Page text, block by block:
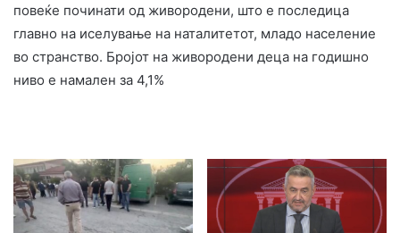
повеќе починати од живородени, што е последица
главно на иселување на наталитетот, младо население
во странство. Бројот на живородени деца на годишно
ниво е намален за 4,1%